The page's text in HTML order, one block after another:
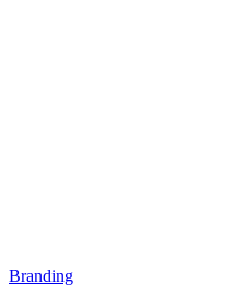
Branding